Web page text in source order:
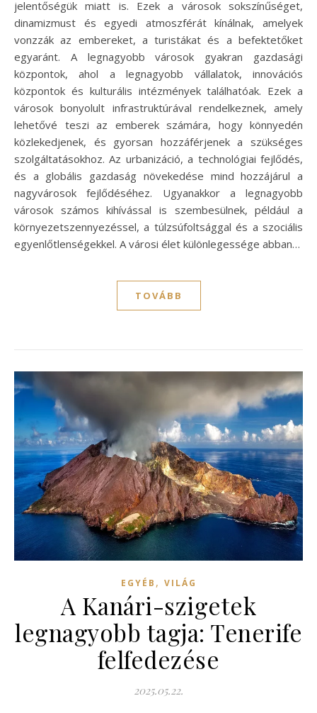
jelentőségük miatt is. Ezek a városok sokszínűséget,
dinamizmust és egyedi atmoszférát kínálnak, amelyek
vonzzák az embereket, a turistákat és a befektetőket
egyaránt. A legnagyobb városok gyakran gazdasági
központok, ahol a legnagyobb vállalatok, innovációs
központok és kulturális intézmények találhatóak. Ezek a
városok bonyolult infrastruktúrával rendelkeznek, amely
lehetővé teszi az emberek számára, hogy könnyedén
közlekedjenek, és gyorsan hozzáférjenek a szükséges
szolgáltatásokhoz. Az urbanizáció, a technológiai fejlődés,
és a globális gazdaság növekedése mind hozzájárul a
nagyvárosok fejlődéséhez. Ugyanakkor a legnagyobb
városok számos kihívással is szembesülnek, például a
környezetszennyezéssel, a túlzsúfoltsággal és a szociális
egyenlőtlenségekkel. A városi élet különlegessége abban…
TOVÁBB
EGYÉB , VILÁG
A Kanári-szigetek
legnagyobb tagja: Tenerife
felfedezése
2025.05.22.